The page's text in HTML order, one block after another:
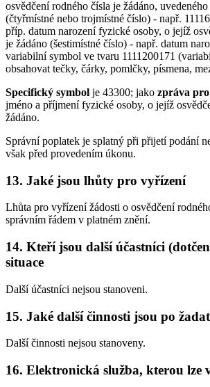
osvědčení rodného čísla je žádáno,
(čtyřmístné nebo trojmístné číslo) - např.
příp. datum narození fyzické osoby, o jejíž
je žádáno (šestimístné číslo) - např. datum
variabilní symbol ve tvaru 1111200171
obsahovat tečky, čárky, pomlčky, písmena,
Specifický symbol je 43300; jako zpráva
jméno a příjmení fyzické osoby, o jejíž
žádáno.
Správní poplatek je splatný při přijetí podání
však před provedením úkonu.
13. Jaké jsou lhůty pro vyřízení
Lhůta pro vyřízení žádosti o osvědčení
správním řádem v platném znění.
14. Kteří jsou další účastníci
situace
Další účastníci nejsou stanoveni.
15. Jaké další činnosti jsou po
Další činnosti nejsou stanoveny.
16. Elektronická služba, kterou lze